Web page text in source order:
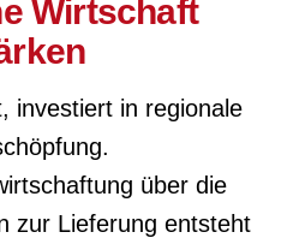
Wirtschaft
investiert in regionale
über die
zur Lieferung entsteht